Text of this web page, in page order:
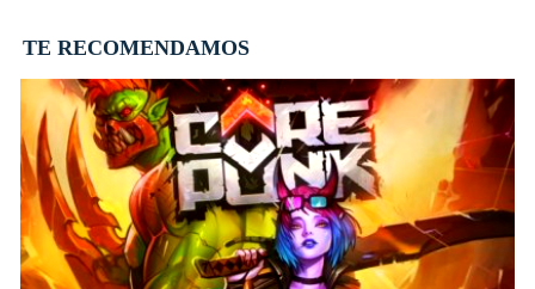
TE RECOMENDAMOS